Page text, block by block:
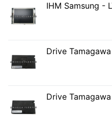
IHM Samsung -
Drive
Drive